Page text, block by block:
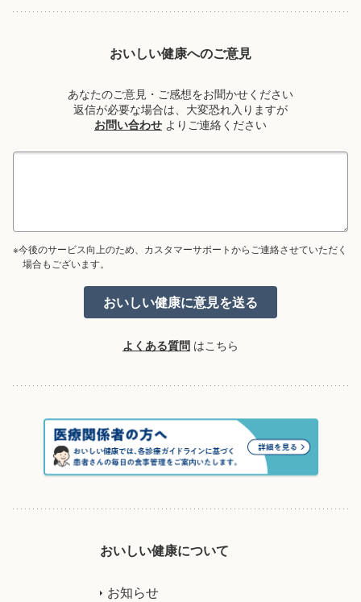
おいしい健康へのご意見
あなたのご意見・ご感想をお聞かせください
返信が必要な場合は、大変恐れ入りますが
お問い合わせ よりご連絡ください
※今後のサービス向上のため、カスタマーサポートからご連絡させていただく
場合もございます。
よくある質問 はこちら
おいしい健康について
お知らせ